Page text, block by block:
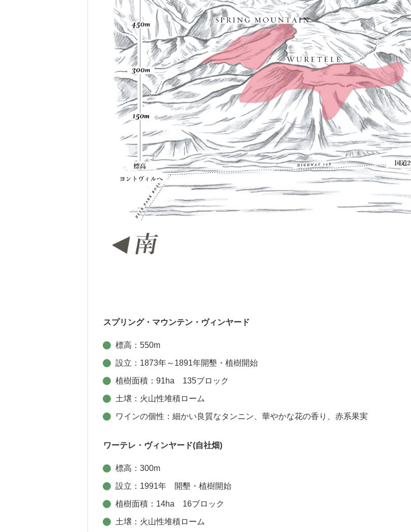
スプリング・マウンテン・ヴィンヤード
標高：550m
設立：1873年～1891年開墾・植樹開始
植樹面積：91ha 135ブロック
土壌：火山性堆積ローム
ワインの個性：細かい良質なタンニン、華やかな花の香り、赤系果実
ワーテレ・ヴィンヤード(自社畑)
標高：300m
設立：1991年 開墾・植樹開始
植樹面積：14ha 16ブロック
土壌：火山性堆積ローム